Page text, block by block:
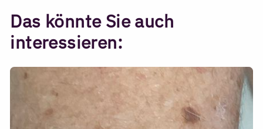
Das könnte Sie auch
interessieren: